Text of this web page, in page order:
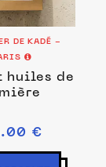
DE KADÉ -
huiles de
€